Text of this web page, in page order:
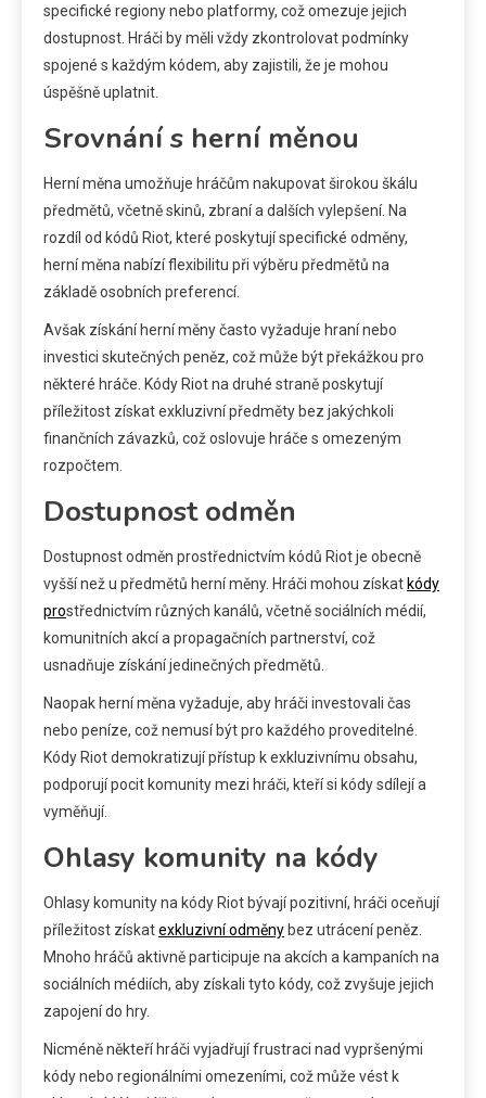
specifické regiony nebo platformy, což omezuje jejich
dostupnost. Hráči by měli vždy zkontrolovat podmínky
spojené s každým kódem, aby zajistili, že je mohou
úspěšně uplatnit.
Srovnání s herní měnou
Herní měna umožňuje hráčům nakupovat širokou škálu
předmětů, včetně skinů, zbraní a dalších vylepšení. Na
rozdíl od kódů Riot, které poskytují specifické odměny,
herní měna nabízí flexibilitu při výběru předmětů na
základě osobních preferencí.
Avšak získání herní měny často vyžaduje hraní nebo
investici skutečných peněz, což může být překážkou pro
některé hráče. Kódy Riot na druhé straně poskytují
příležitost získat exkluzivní předměty bez jakýchkoli
finančních závazků, což oslovuje hráče s omezeným
rozpočtem.
Dostupnost odměn
Dostupnost odměn prostřednictvím kódů Riot je obecně
vyšší než u předmětů herní měny. Hráči mohou získatkódy
prostřednictvím různých kanálů, včetně sociálních médií,
komunitních akcí a propagačních partnerství, což
usnadňuje získání jedinečných předmětů.
Naopak herní měna vyžaduje, aby hráči investovali čas
nebo peníze, což nemusí být pro každého proveditelné.
Kódy Riot demokratizují přístup k exkluzivnímu obsahu,
podporují pocit komunity mezi hráči, kteří si kódy sdílejí a
vyměňují.
Ohlasy komunity na kódy
Ohlasy komunity na kódy Riot bývají pozitivní, hráči oceňují
příležitost získatexkluzivní odměnybez utrácení peněz.
Mnoho hráčů aktivně participuje na akcích a kampaních na
sociálních médiích, aby získali tyto kódy, což zvyšuje jejich
zapojení do hry.
Nicméně někteří hráči vyjadřují frustraci nad vypršenými
kódy nebo regionálními omezeními, což může vést k